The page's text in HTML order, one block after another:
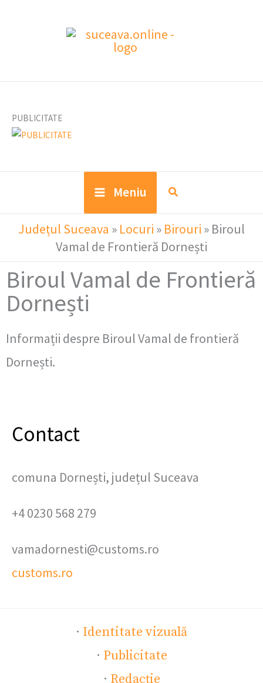
PUBLICITATE
Meniu
Județul Suceava » Locuri » Birouri » Biroul
Vamal de Frontieră Dornești
Biroul Vamal de Frontieră
Dornești
Informații despre Biroul Vamal de frontieră
Dornești.
Contact
comuna Dornești, județul Suceava
+4 0230 568 279
vamadornesti@customs.ro
customs.ro
· Identitate vizuală
· Publicitate
· Redacție